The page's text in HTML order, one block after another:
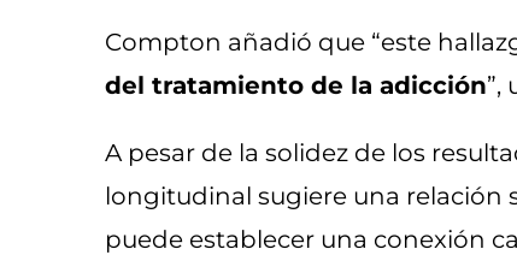
Compton añadió que “este
del tratamiento de la adicción”,
A pesar de la solidez de los
longitudinal sugiere una relación
puede establecer una conexión